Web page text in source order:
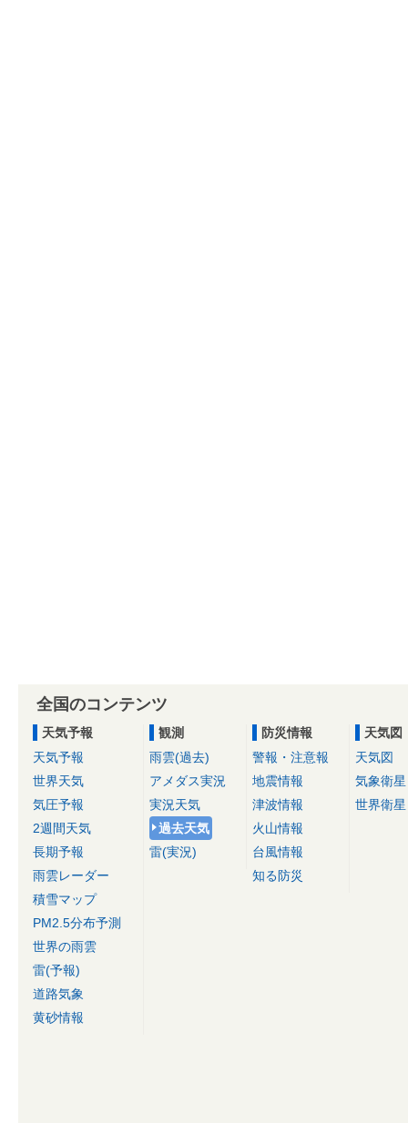
全国のコンテンツ
天気予報
天気予報
世界天気
気圧予報
2週間天気
長期予報
雨雲レーダー
積雪マップ
PM2.5分布予測
世界の雨雲
雷(予報)
道路気象
黄砂情報
観測
雨雲(過去)
アメダス実況
実況天気
過去天気
雷(実況)
防災情報
警報・注意報
地震情報
津波情報
火山情報
台風情報
知る防災
天気図
天気図
気象衛星
世界衛星